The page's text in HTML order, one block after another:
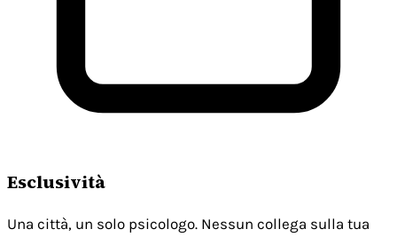
Esclusività
Una città, un solo psicologo. Nessun collega sulla tua